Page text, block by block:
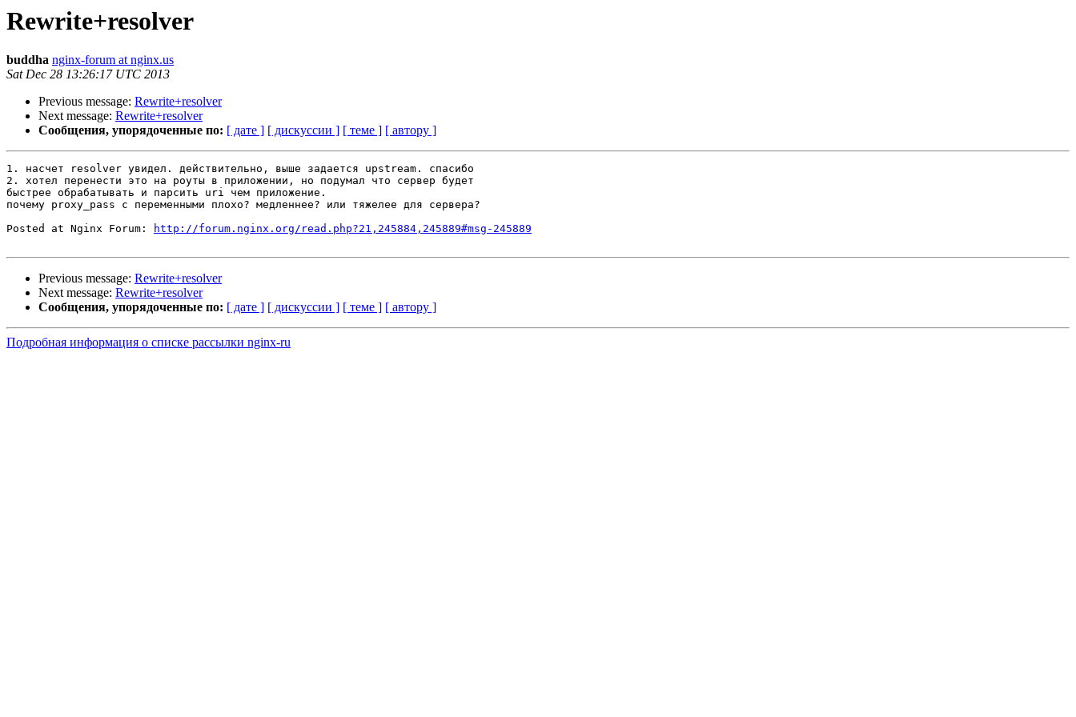
Rewrite+resolver
buddha nginx-forum at nginx.us
Sat Dec 28 13:26:17 UTC 2013
Previous message: Rewrite+resolver
Next message: Rewrite+resolver
Сообщения, упорядоченные по: [ дате ] [ дискуссии ] [ теме ] [ автору ]
1. насчет resolver увидел. действительно, выше задается upstream. спасибо
2. хотел перенести это на роуты в приложении, но подумал что сервер будет
быстрее обрабатывать и парсить uri чем приложение.
почему proxy_pass с переменными плохо? медленнее? или тяжелее для сервера?
Posted at Nginx Forum:
http://forum.nginx.org/read.php?21,245884,245889#msg-245889
Previous message: Rewrite+resolver
Next message: Rewrite+resolver
Сообщения, упорядоченные по: [ дате ] [ дискуссии ] [ теме ] [ автору ]
Подробная информация о списке рассылки nginx-ru